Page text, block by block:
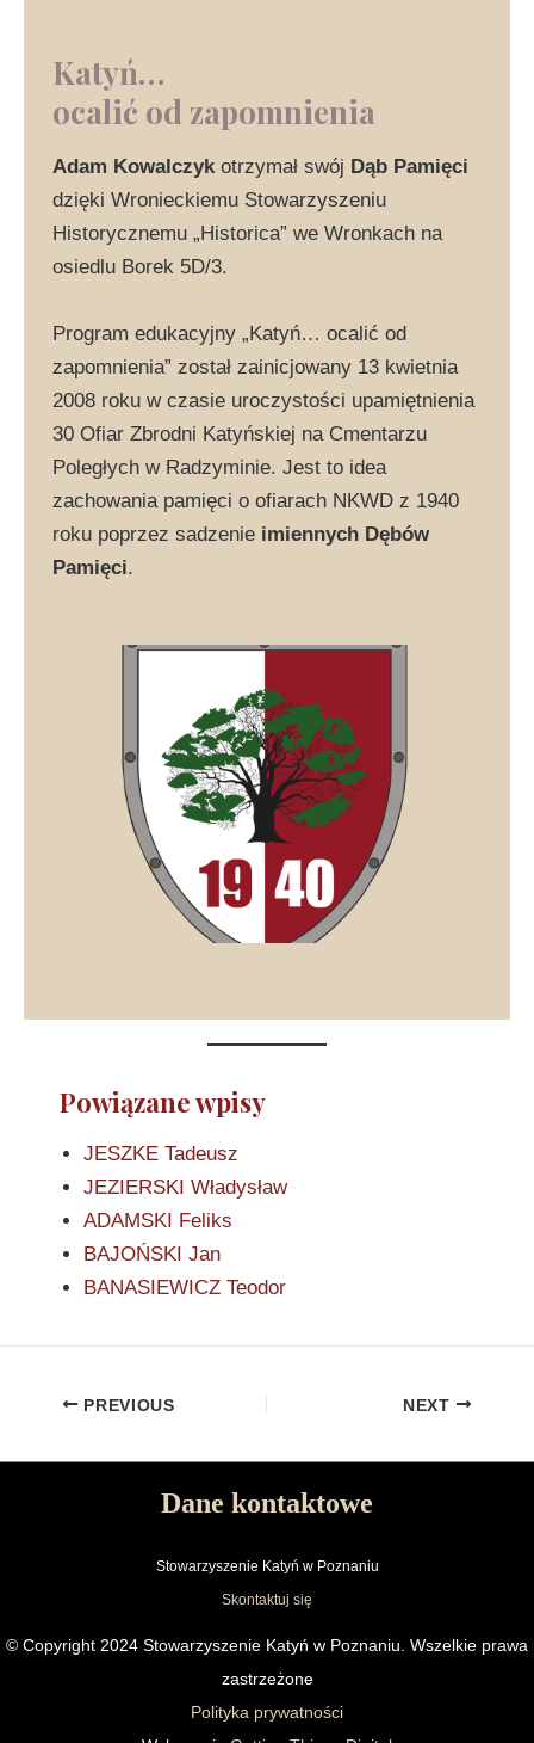
Katyń…
ocalić od zapomnienia
Adam Kowalczyk otrzymał swój Dąb Pamięci
dzięki Wronieckiemu Stowarzyszeniu
Historycznemu „Historica” we Wronkach na
osiedlu Borek 5D/3.
Program edukacyjny „Katyń… ocalić od
zapomnienia” został zainicjowany 13 kwietnia
2008 roku w czasie uroczystości upamiętnienia
30 Ofiar Zbrodni Katyńskiej na Cmentarzu
Poległych w Radzyminie. Jest to idea
zachowania pamięci o ofiarach NKWD z 1940
roku poprzez sadzenie imiennych Dębów
Pamięci.
Powiązane wpisy
JESZKE Tadeusz
JEZIERSKI Władysław
ADAMSKI Feliks
BAJOŃSKI Jan
BANASIEWICZ Teodor
PREVIOUS NEXT
Dane kontaktowe
Stowarzyszenie Katyń w Poznaniu
Skontaktuj się
© Copyright 2024 Stowarzyszenie Katyń w Poznaniu. Wszelkie prawa
zastrzeżone
Polityka prywatności